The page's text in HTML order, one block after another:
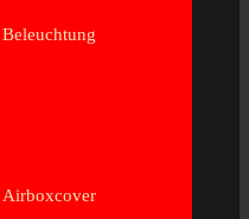
Beleuchtung
Airboxcover